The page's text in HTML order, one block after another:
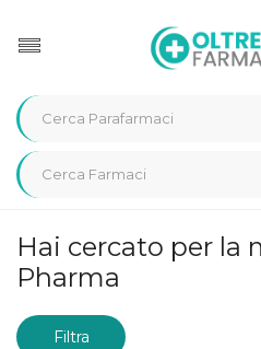
Home Marche parafarmaci
Hai cercato per la
Pharma
Filtra